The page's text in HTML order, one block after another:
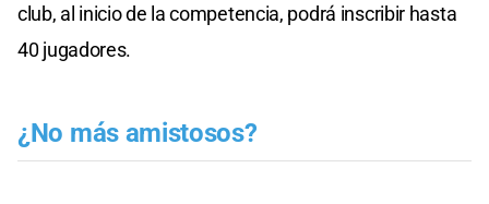
club, al inicio de la competencia, podrá inscribir hasta
40 jugadores.
¿No más amistosos?